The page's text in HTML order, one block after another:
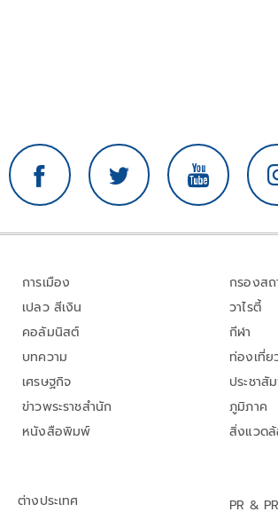
การเมือง
เปลว สีเงิน
คอลัมนิสต์
บทความ
เศรษฐกิจ
ข่าวพระราชสำนัก
หนังสือพิมพ์
กรองส
วาไรตี้
กีฬา
ท่องเที่
ประชาสั
ภูมิภาค
สิ่งแวด
ต่างประเทศ PR &